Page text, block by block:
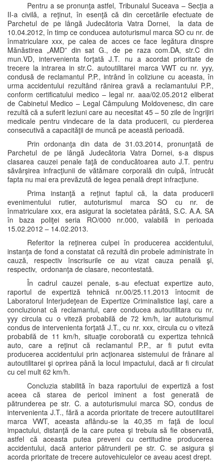
Pentru a se pronunţa astfel, Tribunalul Suceava – Secţia a
II-a civilă, a reţinut, în esenţă că din cercetările efectuate de
Parchetul de pe lângă Judecătoria Vatra Dornei, la data de
10.04.2012, în timp ce conducea autoturismul marca SO cu nr. de
înmatriculare xxx, pe calea de acces ce face legătura dinspre
Mănăstirea „AMD” din sat G., de pe raza com.DA, str.C din
mun.VD, intervenienta forţată J.T. nu a acordat prioritate de
trecere la intrarea in str.C. autoutilitarei marca VWT cu nr. yyy,
condusă de reclamantul P.P., intrând în coliziune cu aceasta, în
urma accidentului rezultând rănirea gravă a reclamantului P.P.,
conform certificatului medico – legal nr. aaa/02.05.2012 eliberat
de Cabinetul Medico – Legal Câmpulung Moldovenesc, din care
rezultă că a suferit leziuni care au necesitat 45 – 50 zile de îngrijiri
medicale pentru vindecare de la data producerii, cu pierderea
consecutivă a capacităţii de muncă pe această perioadă.
Prin ordonanţa din data de 31.03.2014, pronunţată de
Parchetul de pe lângă Judecătoria Vatra Dornei, s-a dispus
clasarea cauzei penale faţă de conducătoarea auto J.T. pentru
săvârşirea infracţiunii de vătămare corporală din culpă, întrucât
fapta nu mai era prevăzută de legea penală drept infracţiune.
Prima instanţă a reţinut faptul că, la data producerii
evenimentului rutier, autoturismul marca SO cu nr. de
înmatriculare xxx, era asigurat la societatea pârâtă, S.C. A.A. SA
în baza poliţei seria RO/000 nr.000, valabilă in perioada
15.02.2012 – 14.02.2013.
Referitor la reţinerea culpei în producerea accidentului,
instanţa de fond a constatat că rezultă din probele administrate în
cauză, respectiv înscrisurile ce au vizat cauza penală şi,
respectiv, ordonanţa de clasare, necontestată.
În cadrul cauzei penale, s-au efectuat expertize auto,
raportul de expertiză tehnică nr.00/25.11.2013 întocmit de
Laboratorul Interjudeţean de Expertize Criminalistice Iaşi, care a
concluzionat că reclamantul, care conducea autoutilitara cu nr.
yyy circula cu o viteză probabilă de 72 km/h, iar autoturismul
condus de intervenienta forţată J.T., cu nr. xxx, circula cu o viteză
probabilă de 11 km/h, situaţie coroborată cu expertiza tehnică
auto, care a reţinut că reclamantul P.P., ar fi putut evita
producerea accidentului prin acţionarea sistemului de frânare al
autoutilitarei şi oprirea până la locul impactului, dacă ar fi circulat
cu cel mult 62 km/h.
Concluzia stabilită în baza raportului de expertiză a fost
aceea că starea de pericol iminent a fost generată de
pătrunderea pe str. C. a autoturismului marca SO, condus de
intervenienta J.T., fără a acorda prioritate de trecere autoutilitarei
marca VWT, aceasta aflându-se la 40,35 m faţă de locul
impactului, distanţă de la care putea şi trebuia să fie observată,
astfel că aceasta putea preveni cu certitudine producerea
accidentului, dacă anterior pătrunderii pe str. C. se asigura şi
acorda prioritate de trecere autovehiculelor ce aveau acest drept.